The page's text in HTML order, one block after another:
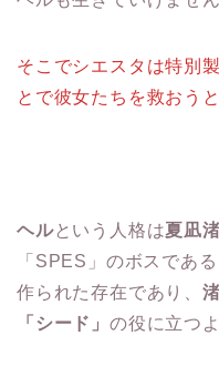
そこでシエスタは特別
とで彼女たちを救おう
ヘルという人格は夏凪
「SPES」のボスである
作られた存在であり、 渚
「シード」 の役に立つ